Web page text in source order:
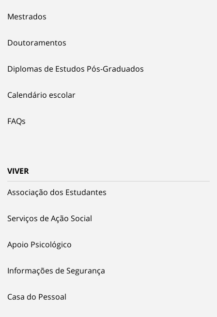
Mestrados
Doutoramentos
Diplomas de Estudos Pós-Graduados
Calendário escolar
FAQs
VIVER
Associação dos Estudantes
Serviços de Ação Social
Apoio Psicológico
Informações de Segurança
Casa do Pessoal